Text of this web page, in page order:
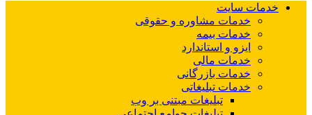
خدمات سایت
خدمات مشاوره و حقوقی
خدمات بیمه
ایزو و استاندارد
خدمات مالی
خدمات بازرگانی
خدمات تبلیغاتی
تبلیغات مبتنی بر وب